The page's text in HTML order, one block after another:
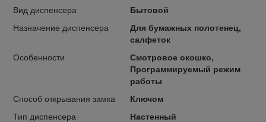
Вид диспенсера
Бытовой
Назначение диспенсера
Для бумажных полотенец,
салфеток
Особенности
Смотровое окошко,
Программируемый режим
работы
Способ открывания замка
Ключом
Тип диспенсера
Настенный